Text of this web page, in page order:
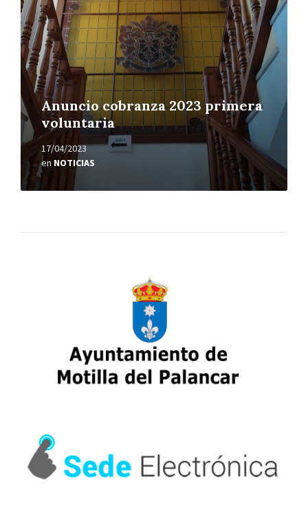
Anuncio cobranza 2023 primera
voluntaria
17/04/2023
en NOTICIAS